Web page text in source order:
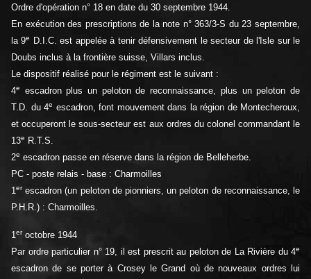
Ordre d'opération n° 18 en date du 30 septembre 1944.
En exécution des prescriptions de la note n° 363/3-S du 23 septembre,
la 9e
D.I.C. est appelée à tenir défensivement le secteur de l'Isle sur le
Doubs inclus à la frontière suisse, Villars inclus.
Le dispositif réalisé pour le régiment est le suivant :
4e
escadron plus un peloton de reconnaissance, plus un peloton de
T.D. du 4e escadron, font mouvement dans la région de Montecheroux,
et occuperont le sous-secteur est aux ordres du colonel commandant le
13e
R.T.S.
2e escadron passe en réserve dans la région de Belleherbe.
PC - poste relais - base : Charmoilles
1erescadron (un peloton de pionniers, un peloton de reconnaissance, le
P.H.R.) : Charmoilles.
1eroctobre 1944
Par ordre particulier n° 19, il est prescrit au peloton de La Rivière du 4e
escadron de se porter à Crosey le Grand où de nouveaux ordres lui